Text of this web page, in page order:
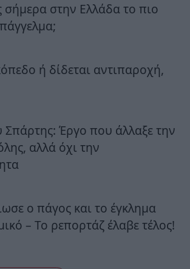
σήμερα στην Ελλάδα το πιο
ή δίδεται αντιπαροχή,
Σπάρτης: Έργο που άλλαξε την
αλλά όχι την
ο πάγος και το έγκλημα
– Το ρεπορτάζ έλαβε τέλος!